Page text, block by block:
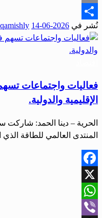
Email
Share
نُشر في 2026-06-14
qamishly
فعاليات واجتماعات
الإقليمية والدولية.
الحرية – دينا الحمد: شاركت
المنتدى العالمي للطاقة
Facebook
X
WhatsApp